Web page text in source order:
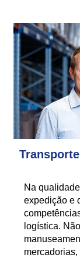
Na
expedição e
logística.